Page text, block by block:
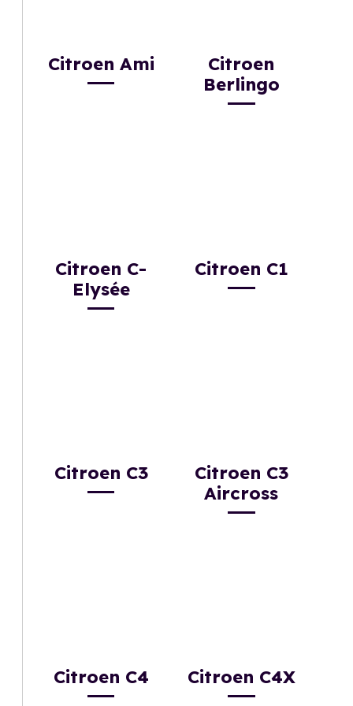
Citroen Ami
Citroen
Berlingo
Citroen C-
Elysée
Citroen C1
Citroen C3
Citroen C3
Aircross
Citroen C4 Citroen C4X